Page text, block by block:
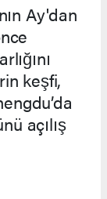
Ay'dan
keşfi,
açılış